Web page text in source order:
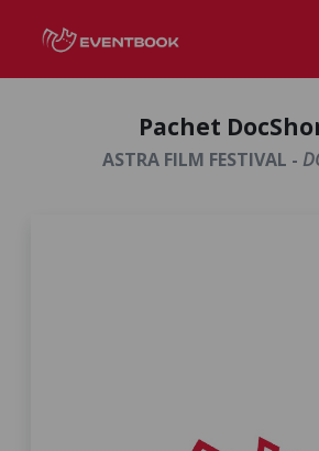
Pachet
ASTRA FILM FESTIVAL -